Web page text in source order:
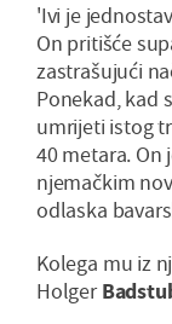
'Ivi je
On pritišće
zastrašujući
Ponekad, kad
umrijeti istog
40 metara. On
njemačkim
odlaska
Kolega mu iz
Holger